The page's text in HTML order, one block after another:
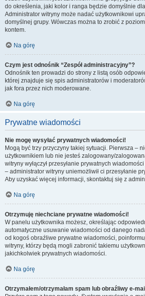
do określenia, jaki kolor i ranga będzie domyślnie
Administrator witryny może nadać użytkownikowi
domyślnej grupy. Wówczas można to zrobić z
kontem.
Na górę
Czym jest odnośnik “Zespół administracyjny”?
Odnośnik ten prowadzi do strony z listą osób
której znajduje się spis administratorów i
jak fora przez nich moderowane.
Na górę
Prywatne wiadomości
Nie mogę wysyłać prywatnych wiadomości!
Mogą być trzy przyczyny takiej sytuacji. Pierwsza –
użytkownikiem lub nie jesteś zalogowany/
witryny wyłączył przesyłanie prywatnych
– administrator witryny uniemożliwił ci przesyłanie
Aby uzyskać więcej informacji, skontaktuj się z
Na górę
Otrzymuję niechciane prywatne wiadomości!
W panelu użytkownika możesz, określając
automatyczne usuwanie wiadomości od danego
od kogoś obraźliwe prywatne wiadomości,
witryny, którzy będą mogli zabronić takiemu
jakichkolwiek prywatnych wiadomości.
Na górę
Otrzymałem/otrzymałam spam lub obraźliwy e-